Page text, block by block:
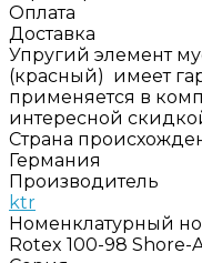
Оплата
Доставка
Упругий элемент
(красный) имеет
применяется в
интересной
Страна
Германия
Производитель
ktr
Номенклатурный
Rotex 100-98 Shore-